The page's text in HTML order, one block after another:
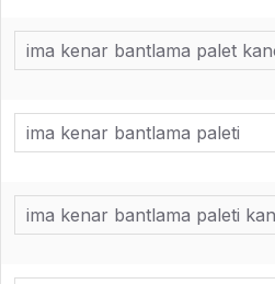
ima kenar bantlama palet
ima kenar bantlama paleti
ima kenar bantlama paleti